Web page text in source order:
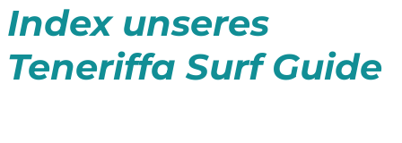
Index unseres
Teneriffa Surf Guide